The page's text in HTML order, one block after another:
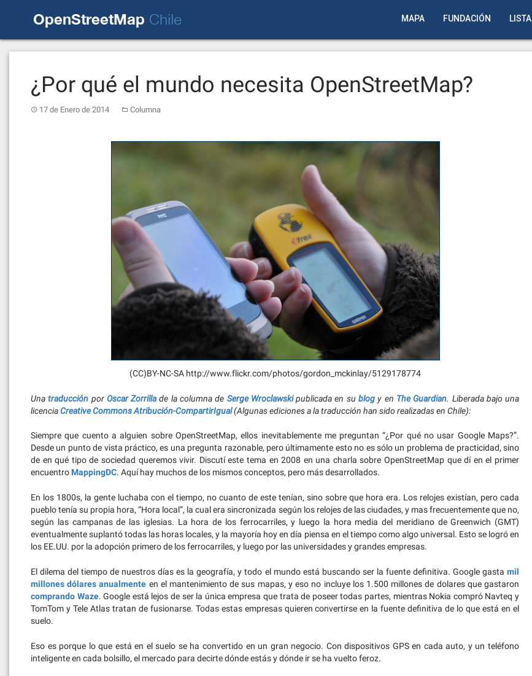
OpenStreetMap Chile MAPA FUNDACIÓN LISTA
¿Por qué el mundo necesita OpenStreetMap?
17 de Enero de 2014 Columna
(CC)BY-NC-SA http://www.flickr.com/photos/gordon_mckinlay/5129178774
Unatraducción por Oscar Zorrilla de la columna de Serge Wroclawskipublicada en sublog y en The Guardian. Liberada bajo una
licenciaCreative Commons Atribución-CompartirIgual(Algunas ediciones a la traducción han sido realizadas en Chile):
Siempre que cuento a alguien sobre OpenStreetMap, ellos inevitablemente me preguntan “¿Por qué no usar Google Maps?”.
Desde un punto de vista práctico, es una pregunta razonable, pero últimamente esto no es sólo un problema de practicidad, sino
de en qué tipo de sociedad queremos vivir. Discutí este tema en 2008 en una charla sobre OpenStreetMap que dí en el primer
encuentro MappingDC. Aquí hay muchos de los mismos conceptos, pero más desarrollados.
En los 1800s, la gente luchaba con el tiempo, no cuanto de este tenían, sino sobre que hora era. Los relojes existían, pero cada
pueblo tenía su propia hora, “Hora local”, la cual era sincronizada según los relojes de las ciudades, y mas frecuentemente que no,
según las campanas de las iglesias. La hora de los ferrocarriles, y luego la hora media del meridiano de Greenwich (GMT)
eventualmente suplantó todas las horas locales, y la mayoría hoy en día piensa en el tiempo como algo universal. Esto se logró en
los EE.UU. por la adopción primero de los ferrocarriles, y luego por las universidades y grandes empresas.
El dilema del tiempo de nuestros días es la geografía, y todo el mundo está buscando ser la fuente definitiva. Google gasta mil
millones dólares anualmente en el mantenimiento de sus mapas, y eso no incluye los 1.500 millones de dolares que gastaron
comprando Waze. Google está lejos de ser la única empresa que trata de poseer todas partes, mientras Nokia compró Navteq y
TomTom y Tele Atlas tratan de fusionarse. Todas estas empresas quieren convertirse en la fuente definitiva de lo que está en el
suelo.
Eso es porque lo que está en el suelo se ha convertido en un gran negocio. Con dispositivos GPS en cada auto, y un teléfono
inteligente en cada bolsillo, el mercado para decirte dónde estás y dónde ir se ha vuelto feroz.